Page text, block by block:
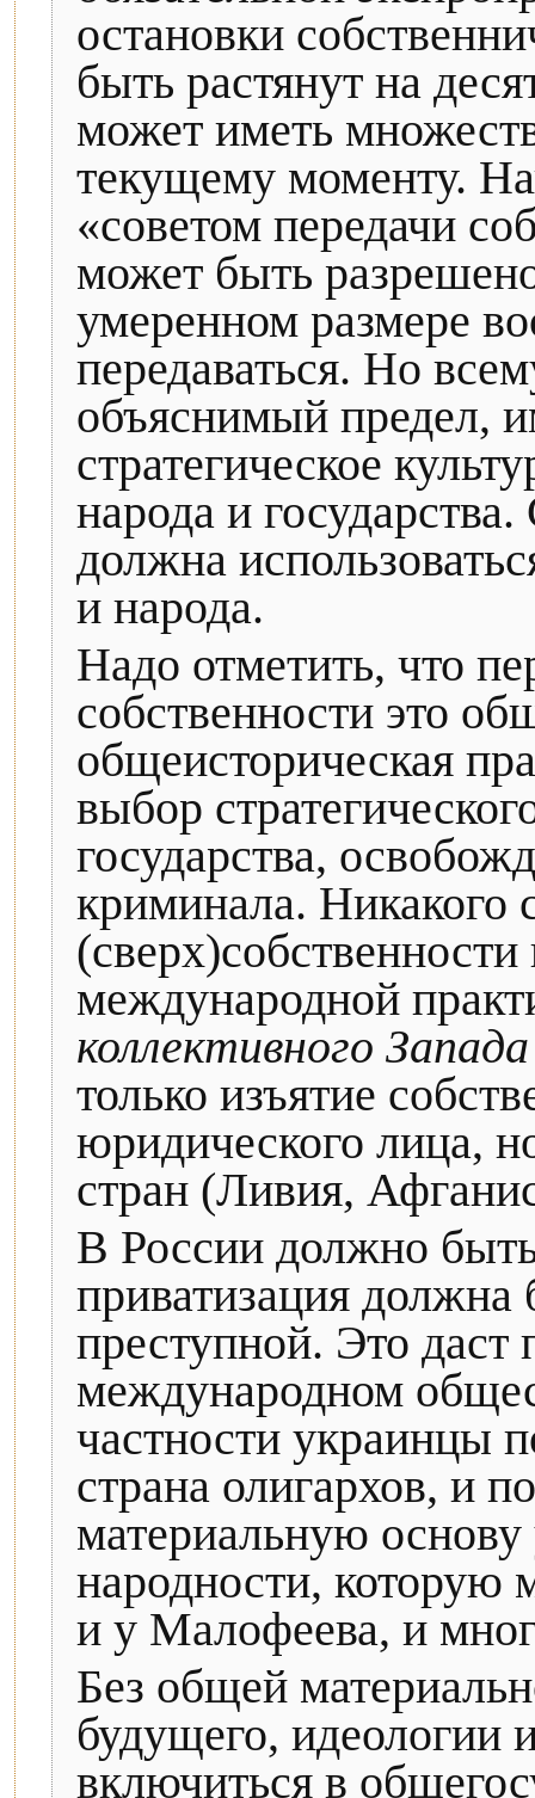
остановки
быть растянут на
может иметь
текущему моменту.
«советом передачи
может быть
умеренном размере
передаваться. Но
объяснимый предел,
стратегическое
народа и
должна
и народа.
Надо отметить, что
собственности это
общеисторическая
выбор
государства,
криминала. Никакого
международной
коллективного Запада
только изъятие
юридического лица,
стран (Ливия,
В России должно
приватизация
преступной. Это
международном
частности украинцы
страна олигархов, и
материальную
народности, которую
и у Малофеева, и
Без общей
будущего, идеологии
включиться в